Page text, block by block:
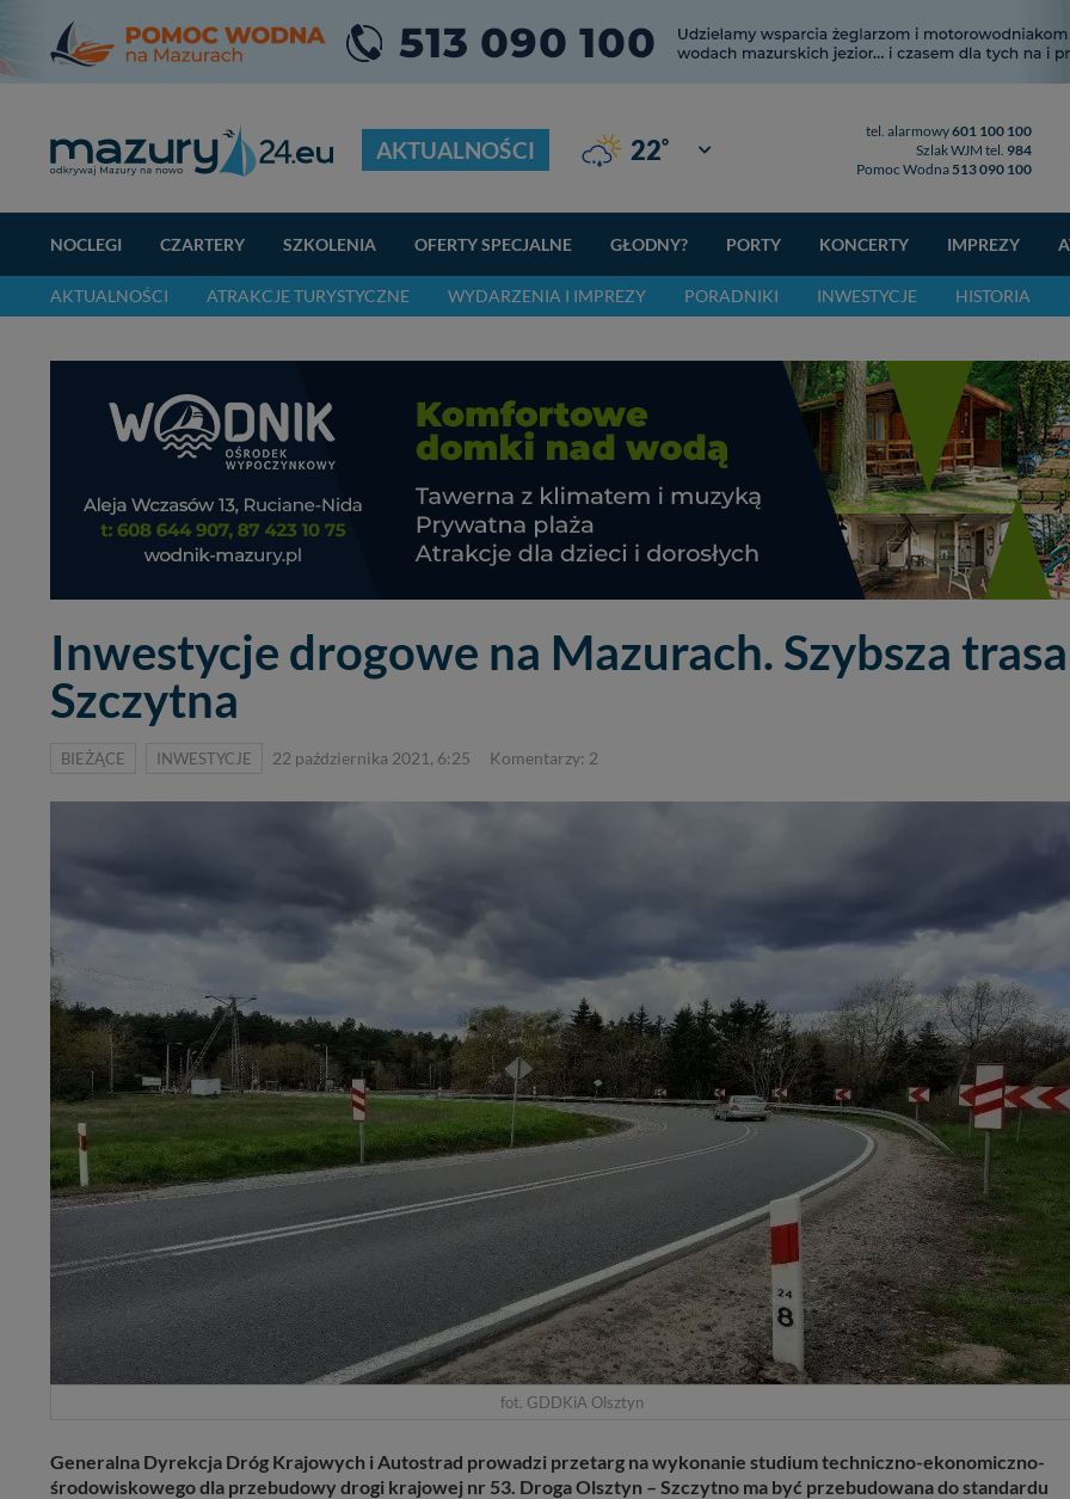
AKTUALNOŚCI 22° Giżycko
tel. alarmowy601 100 100
Szlak WJM tel. 984
Pomoc Wodna 513 090 100
NOCLEGI CZARTERY SZKOLENIA OFERTY SPECJALNE GŁODNY? PORTY KONCERTY IMPREZY
AKTUALNOŚCI ATRAKCJE TURYSTYCZNE WYDARZENIA I IMPREZY PORADNIKI INWESTYCJE HISTORIA
Inwestycje drogowe na Mazurach. Szybsza
Szczytna
BIEŻĄCE INWESTYCJE 22 października 2021, 6:25 Komentarzy: 2
fot. GDDKiA Olsztyn
Generalna Dyrekcja Dróg Krajowych i Autostrad prowadzi przetarg na wykonanie studium techniczno-ekonomiczno-
środowiskowego dla przebudowy drogi krajowej nr 53. Droga Olsztyn – Szczytno ma być przebudowana do standardu